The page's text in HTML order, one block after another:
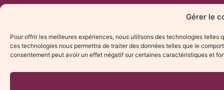
Gérer le
Pour offrir les meilleures expériences, nous utilisons des technologies
ces technologies nous permettra de traiter des données telles que le
consentement peut avoir un effet négatif sur certaines caractéristiques et